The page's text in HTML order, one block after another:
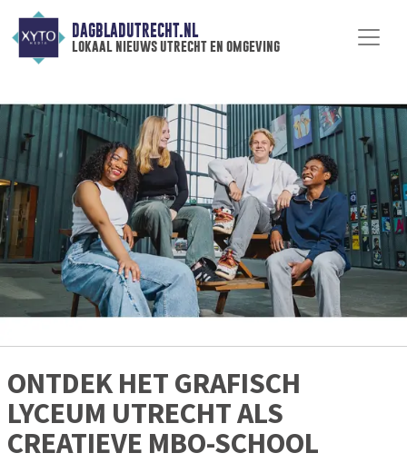
DAGBLADUTRECHT.NL
lokaal nieuws utrecht en omgeving
ONTDEK HET GRAFISCH
LYCEUM UTRECHT ALS
CREATIEVE MBO-SCHOOL